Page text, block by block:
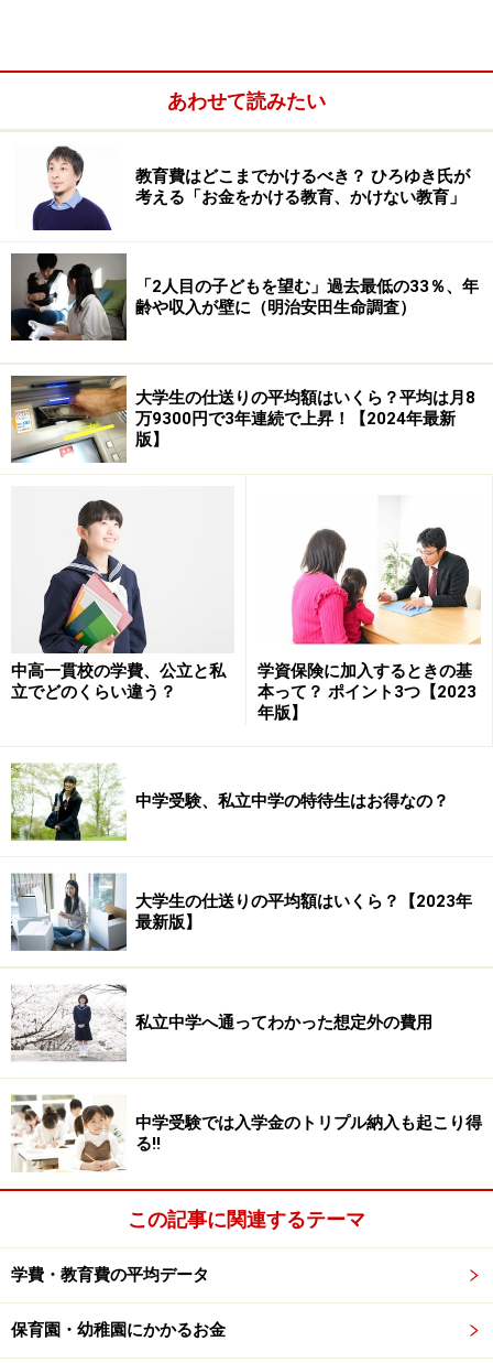
海外留学にかかる費用は、どの国のどの大学で、どれく
らいの期間、何を学ぶのかなどで大きく異なります。
自費で欧米の全寮制の大学などに入ると年間費用が400
どになれば渡航費と滞在費の負担だけで済むような留学
の形も増えそうです。1カ月、3カ月などの短期であれば
もちろん学費・滞在費は抑えられます。
まずはチェック！給付型奨学金
海外留学を検討する際にまずチェックしたいのが、給付
型の奨学金制度です。給付型であれば返済しなくていい
ので、いくつか候補となるものをあたってみましょう。
募集などは留学の時期よりだいぶ前に開始するものもあ
るので、よく調べておくことが大事です。
●トビタテ！留学JAPAN日本代表プログラム
一番の注目は、2014年度にスタートした官民協働海外留
学支援制度「
ム」でしょう。企業の寄付を財源として作られた給付型
の留学制度です。
渡航先によって月額12万～16万円の奨学金が受け取れる
ほか、渡航費15万～25万円や授業料実費（1年以内で上
限30万円、1年超で上限60万円）も給付されます。
募集締め切り：4～10月に開始する留学の場合、前年10
月
対象人数：約400人（書類審査や面接審査などで選考）
日本学生支援機構「海外留学支援制度
」も給付型奨学金
です。日本から海外へ留学する日本人学生や日本の大学
象は8日以上1年以内のプログラムで、渡航先によって月
額6万～10万円の奨学金が受け取れます。
あわせて読みたい
教育費はどこまでかけるべき？ ひろゆき氏が
考える「お金をかける教育、かけない教育」
「2人目の子どもを望む」過去最低の33％、年
齢や収入が壁に（明治安田生命調査）
大学生の仕送りの平均額はいくら？平均は月8
万9300円で3年連続で上昇！【2024年最新
版】
中高一貫校の学費、公立と私
立でどのくらい違う？
学資保険に加入するときの基
本って？ ポイント3つ【2023
年版】
中学受験、私立中学の特待生はお得なの？
大学生の仕送りの平均額はいくら？【2023年
最新版】
私立中学へ通ってわかった想定外の費用
中学受験では入学金のトリプル納入も起こり得
る!!
この記事に関連するテーマ
学費・教育費の平均データ
保育園・幼稚園にかかるお金